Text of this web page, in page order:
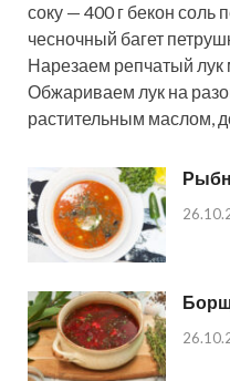
соку — 400 г бекон
чесночный багет
Нарезаем репчатый лук
Обжариваем лук на
растительным маслом,